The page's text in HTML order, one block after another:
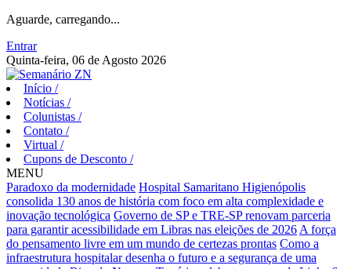
Aguarde, carregando...
Entrar
Quinta-feira, 06 de Agosto 2026
Início /
Notícias /
Colunistas /
Contato /
Virtual /
Cupons de Desconto /
MENU
Paradoxo da modernidade Hospital Samaritano Higienópolis
consolida 130 anos de história com foco em alta complexidade e
inovação tecnológica Governo de SP e TRE-SP renovam parceria
para garantir acessibilidade em Libras nas eleições de 2026 A força
do pensamento livre em um mundo de certezas prontas Como a
infraestrutura hospitalar desenha o futuro e a segurança de uma